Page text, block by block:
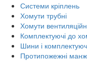
Системи кріплень
Хомути трубні
Хомути
Комплектуючі до
Шини і
Протипожежні